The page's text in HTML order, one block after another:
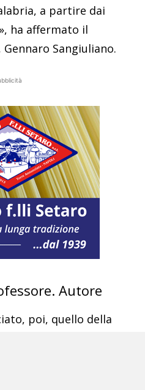
a partire dai
ha affermato il
Sangiuliano.
Autore
poi, quello della